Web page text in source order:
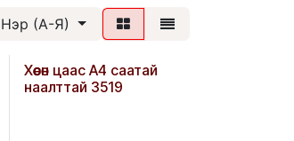
Нэр (А-Я)
Хөөсөн цаас А4 саатай
наалттай 3519